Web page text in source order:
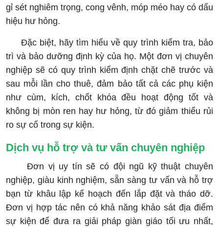
gỉ sét nghiêm trọng, cong vênh, móp méo hay có dấu
hiệu hư hỏng.
Đặc biệt, hãy tìm hiểu về quy trình kiểm tra, bảo
trì và bảo dưỡng định kỳ của họ. Một đơn vị chuyên
nghiệp sẽ có quy trình kiểm định chặt chẽ trước và
sau mỗi lần cho thuê, đảm bảo tất cả các phụ kiện
như cùm, kích, chốt khóa đều hoạt động tốt và
không bị mòn ren hay hư hỏng, từ đó giảm thiểu rủi
ro sự cố trong sự kiện.
Dịch vụ hỗ trợ và tư vấn chuyên nghiệp
Đơn vị uy tín sẽ có đội ngũ kỹ thuật chuyên
nghiệp, giàu kinh nghiệm, sẵn sàng tư vấn và hỗ trợ
bạn từ khâu lập kế hoạch đến lắp đặt và tháo dỡ.
Đơn vị hợp tác nên có khả năng khảo sát địa điểm
sự kiện để đưa ra giải pháp giàn giáo tối ưu nhất,